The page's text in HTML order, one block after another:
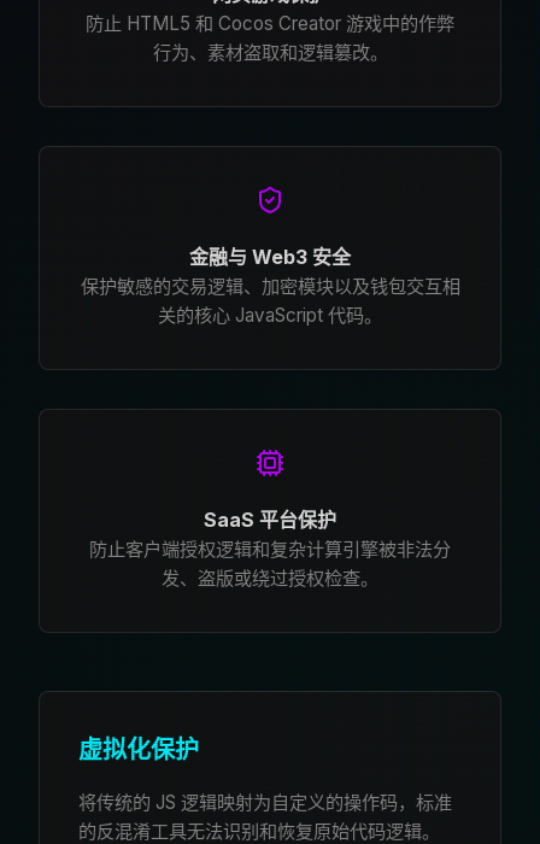
防止 HTML5 和 Cocos Creator 游戏中的作弊
行为、素材盗取和逻辑篡改。
金融与 Web3 安全
保护敏感的交易逻辑、加密模块以及钱包交互相
关的核心 JavaScript 代码。
SaaS 平台保护
防止客户端授权逻辑和复杂计算引擎被非法分
发、盗版或绕过授权检查。
虚拟化保护
将传统的 JS 逻辑映射为自定义的操作码，标准
的反混淆工具无法识别和恢复原始代码逻辑。